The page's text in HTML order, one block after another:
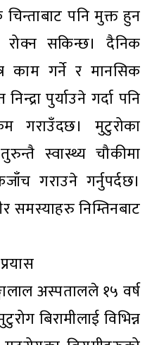
पनि मुक्त हुन
सकिन्छ। दैनिक
काम गर्ने र मानसिक
पुर्याउने गर्दा पनि
गराउँदछ। मुटुरोका
स्वास्थ्य चौकीमा
गराउने गर्नुपर्दछ।
समस्याहरु निम्तिनबाट
अस्पतालले १५ वर्ष
बिरामीलाई विभिन्न